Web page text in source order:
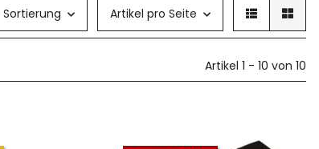
Sortierung Artikel pro Seite
Artikel 1 - 10 von 10